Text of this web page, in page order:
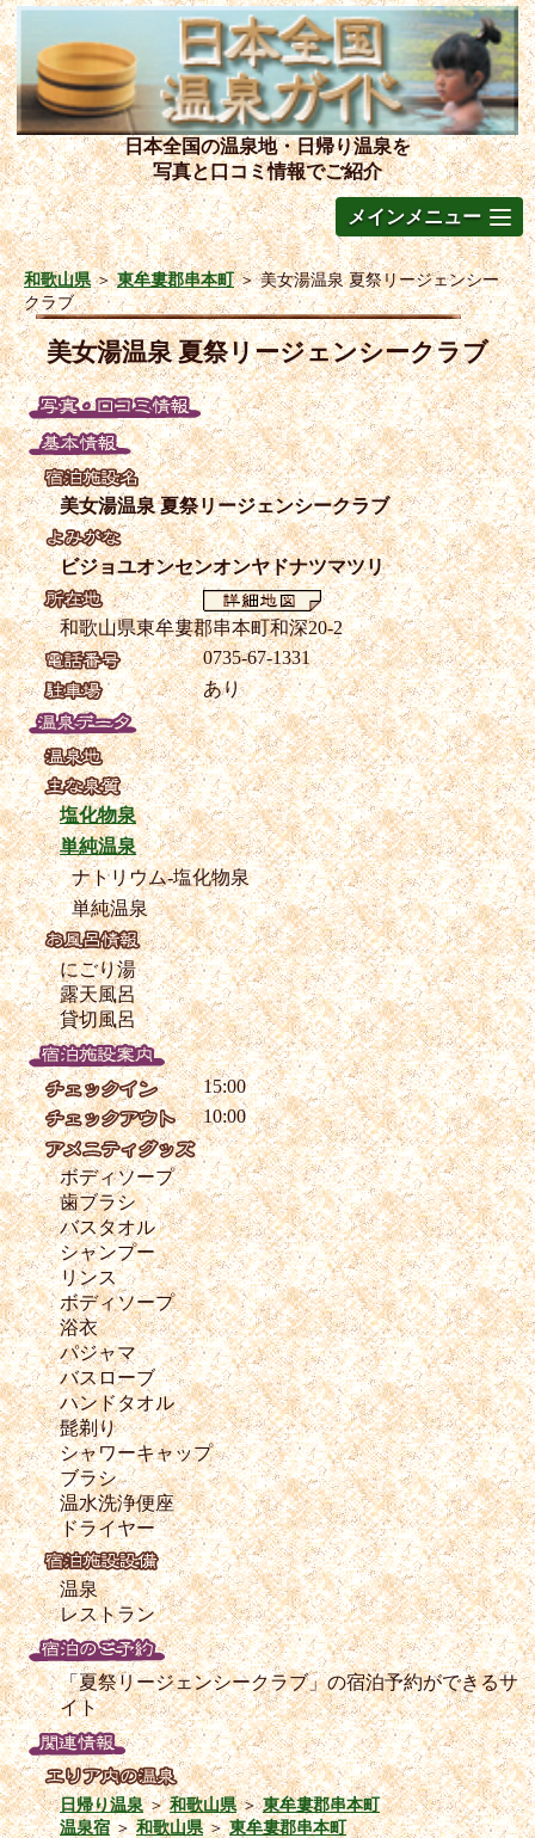
日本全国の温泉地・日帰り温泉を
写真と口コミ情報でご紹介
メインメニュー
和歌山県＞東牟婁郡串本町＞美女湯温泉 夏祭リージェンシー
クラブ
美女湯温泉 夏祭リージェンシークラブ
美女湯温泉 夏祭リージェンシークラブ
ビジョユオンセンオンヤドナツマツリ
和歌山県東牟婁郡串本町和深20-2
0735-67-1331
あり
塩化物泉
単純温泉
ナトリウム-塩化物泉
単純温泉
にごり湯
露天風呂
貸切風呂
15:00
10:00
ボディソープ
歯ブラシ
バスタオル
シャンプー
リンス
ボディソープ
浴衣
パジャマ
バスローブ
ハンドタオル
髭剃り
シャワーキャップ
ブラシ
温水洗浄便座
ドライヤー
温泉
レストラン
「夏祭リージェンシークラブ」の宿泊予約ができるサ
イト
日帰り温泉＞和歌山県＞東牟婁郡串本町
温泉宿＞和歌山県＞東牟婁郡串本町